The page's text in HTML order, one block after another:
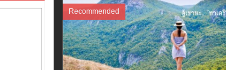
Recommended